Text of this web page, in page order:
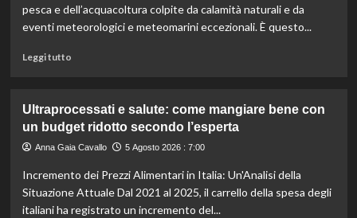
menù
ideale
esperti.
pesca e dell’acquacoltura colpite da calamità naturali e da
eventi meteorologici e meteomarini eccezionali. È questo...
Leggi tuttoLeggi
Fondo
di
solidarietà:
milioni
per
le
Ultraprocessati e salute: come mangiare bene con
un budget ridotto secondo l’esperta
Anna Gaia Cavallo 5 Agosto 2026 : 7:00
Incremento dei Prezzi Alimentari in Italia: Un'Analisi della
Situazione Attuale Dal 2021 al 2025, il carrello della spesa degli
italiani ha registrato un incremento del...